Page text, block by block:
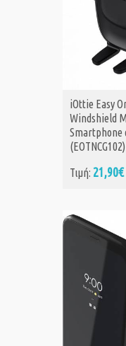
iOttie Easy
Windshield
Smartphone
(EOTNCG102)
Τιμή: 21,90€